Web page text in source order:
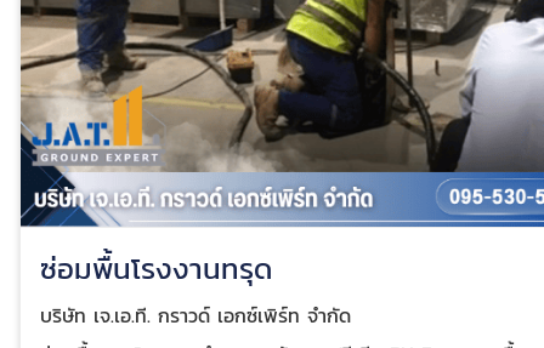
ซ่อมพื้นโรงงานทรุด
บริษัท เจ.เอ.ที. กราวด์ เอกซ์เพิร์ท จำกัด